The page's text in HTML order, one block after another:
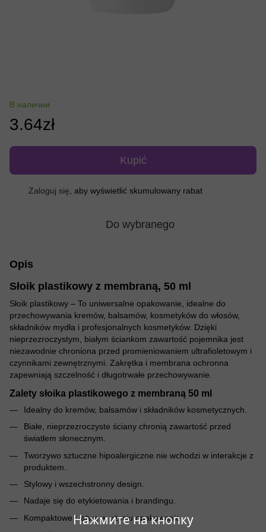
Нажмите на кнопку
В наличии
3.64zł
Kupić
Zaloguj się , aby wyświetlić skumulowany rabat
Do wybranego
Opis
Słoik plastikowy z membraną, 50 ml
Słoik plastikowy – To uniwersalne opakowanie, idealne do
przechowywania kremów, balsamów, kosmetyków do włosów,
składników mydła i profesjonalnych kosmetyków. Dzięki
nieprzezroczystym, białym ściankom zawartość pojemnika jest
niezawodnie chroniona przed promieniowaniem ultrafioletowym i
czynnikami zewnętrznymi. Zakrętka i membrana ochronna
zapewniają szczelność i długotrwałe przechowywanie.
Zalety słoika plastikowego z membraną 50 ml
Idealny do kremów, balsamów i składników kosmetycznych.
Białe, nieprzezroczyste ściany chronią zawartość przed
światłem słonecznym.
Tworzywo sztuczne hipoalergiczne nie wchodzi w interakcje z
produktem.
Stylowy i wszechstronny design.
Nadaje się do etykietowania i brandingu.
Kompaktowe i łatwe w użyciu opakowanie.